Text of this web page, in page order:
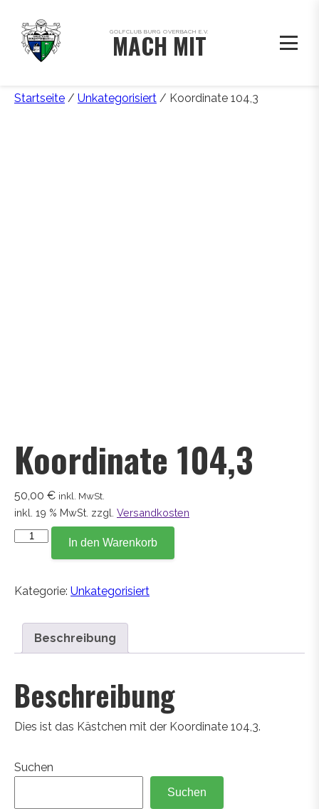
GOLFCLUB BURG OVERBACH E.V.
MACH MIT
Startseite / Unkategorisiert / Koordinate 104,3
Koordinate 104,3
50,00 € inkl. MwSt.
inkl. 19 % MwSt. zzgl. Versandkosten
Koordinate
In den Warenkorb
Kategorie: Unkategorisiert
Beschreibung
Beschreibung
Dies ist das Kästchen mit der Koordinate 104,3.
Suchen
Suchen